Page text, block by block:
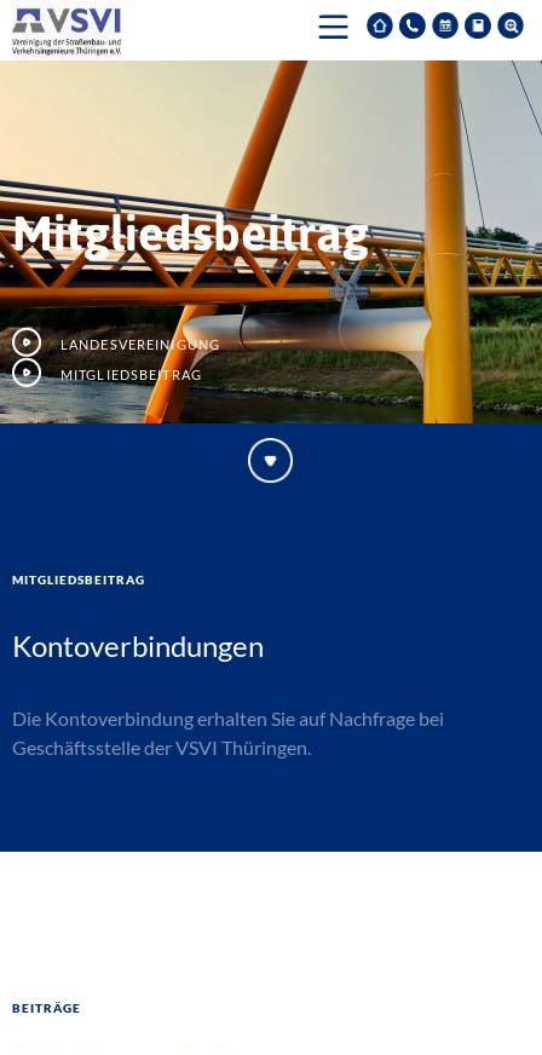
Mitgliedsbeitrag
Landesvereinigung
Mitgliedsbeitrag
Mitgliedsbeitrag
Kontoverbindungen
Die Kontoverbindung erhalten Sie auf Nachfrage bei
Geschäftsstelle der VSVI Thüringen.
Beiträge